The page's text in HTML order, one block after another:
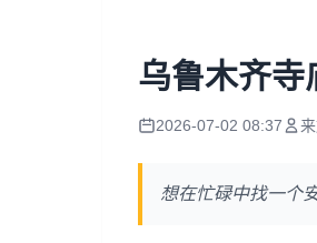
乌鲁木齐寺
2026-07-02 08:37
想在忙碌中找一个